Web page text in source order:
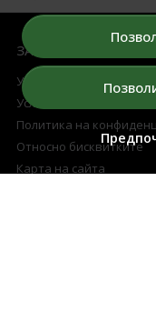
ЗА НАС
Условия за томбола
Условия
Политика на
Относно бисквитките
Карта на сайта